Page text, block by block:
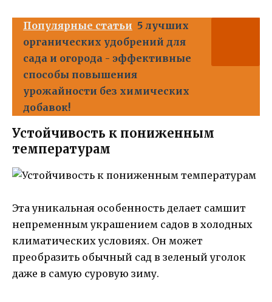
Популярные статьи 5 лучших
органических удобрений для
сада и огорода - эффективные
способы повышения
урожайности без химических
добавок!
Устойчивость к пониженным
температурам
Эта уникальная особенность делает самшит
непременным украшением садов в холодных
климатических условиях. Он может
преобразить обычный сад в зеленый уголок
даже в самую суровую зиму.